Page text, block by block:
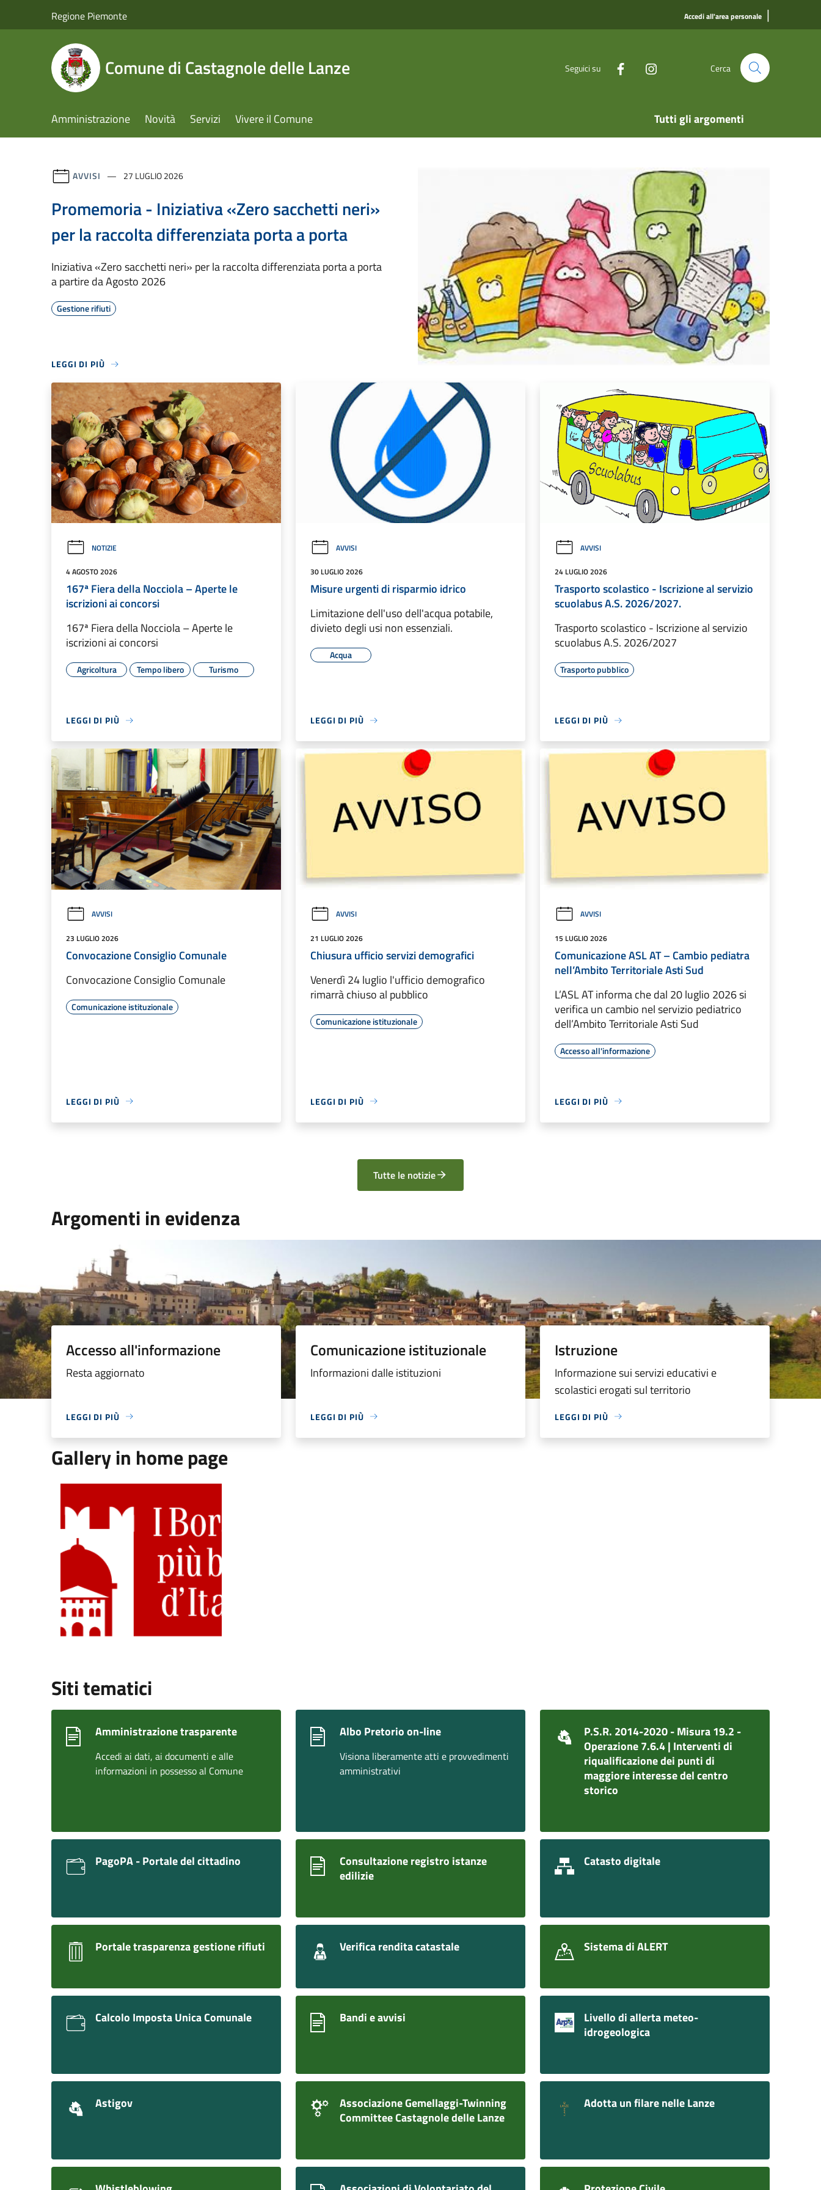
Regione Piemonte Accedi all'area personale |
Comune di Castagnole delle Lanze Seguici su Cerca
Amministrazione Novità Servizi Vivere il Comune Tutti gli argomenti
AVVISI 27 LUGLIO 2026
Promemoria - Iniziativa «Zero sacchetti neri»
per la raccolta differenziata porta a porta
Iniziativa «Zero sacchetti neri» per la raccolta differenziata porta a porta
a partire da Agosto 2026
Gestione rifiuti
LEGGI DI PIÙ
NOTIZIE
4 AGOSTO 2026
167ª Fiera della Nocciola – Aperte le
iscrizioni ai concorsi
167ª Fiera della Nocciola – Aperte le
iscrizioni ai concorsi
Agricoltura Tempo libero Turismo
LEGGI DI PIÙ
AVVISI
30 LUGLIO 2026
Misure urgenti di risparmio idrico
Limitazione dell'uso dell'acqua potabile,
divieto degli usi non essenziali.
Acqua
LEGGI DI PIÙ
AVVISI
24 LUGLIO 2026
Trasporto scolastico - Iscrizione al servizio
scuolabus A.S. 2026/2027.
Trasporto scolastico - Iscrizione al servizio
scuolabus A.S. 2026/2027
Trasporto pubblico
LEGGI DI PIÙ
AVVISI
23 LUGLIO 2026
Convocazione Consiglio Comunale
Convocazione Consiglio Comunale
Comunicazione istituzionale
LEGGI DI PIÙ
AVVISI
21 LUGLIO 2026
Chiusura ufficio servizi demografici
Venerdì 24 luglio l'ufficio demografico
rimarrà chiuso al pubblico
Comunicazione istituzionale
LEGGI DI PIÙ
AVVISI
15 LUGLIO 2026
Comunicazione ASL AT – Cambio pediatra
nell’Ambito Territoriale Asti Sud
L’ASL AT informa che dal 20 luglio 2026 si
verifica un cambio nel servizio pediatrico
dell’Ambito Territoriale Asti Sud
Accesso all'informazione
LEGGI DI PIÙ
Tutte le notizie
Argomenti in evidenza
Accesso all'informazione
Resta aggiornato
LEGGI DI PIÙ
Comunicazione istituzionale
Informazioni dalle istituzioni
LEGGI DI PIÙ
Istruzione
Informazione sui servizi educativi e
scolastici erogati sul territorio
LEGGI DI PIÙ
Gallery in home page
Siti tematici
Amministrazione trasparente
Accedi ai dati, ai documenti e alle
informazioni in possesso al Comune
Albo Pretorio on-line
Visiona liberamente atti e provvedimenti
amministrativi
P.S.R. 2014-2020 - Misura 19.2 -
Operazione 7.6.4 | Interventi di
riqualificazione dei punti di
maggiore interesse del centro
storico
PagoPA - Portale del cittadino
Consultazione registro istanze
edilizie
Catasto digitale
Portale trasparenza gestione rifiuti Verifica rendita catastale Sistema di ALERT
Calcolo Imposta Unica Comunale Bandi e avvisi
Livello di allerta meteo-
idrogeologica
Astigov
Associazione Gemellaggi-Twinning
Committee Castagnole delle Lanze
Adotta un filare nelle Lanze